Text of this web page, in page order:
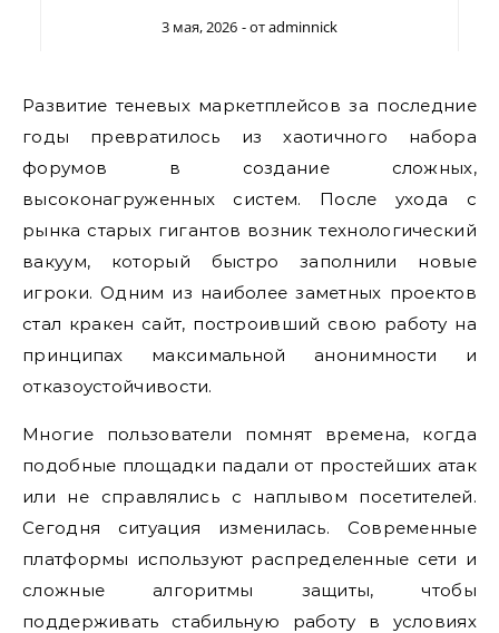
3 мая, 2026 - отadminnick
Развитие теневых маркетплейсов за последние
годы превратилось из хаотичного набора
форумов в создание сложных,
высоконагруженных систем. После ухода с
рынка старых гигантов возник технологический
вакуум, который быстро заполнили новые
игроки. Одним из наиболее заметных проектов
стал кракен сайт, построивший свою работу на
принципах максимальной анонимности и
отказоустойчивости.
Многие пользователи помнят времена, когда
подобные площадки падали от простейших атак
или не справлялись с наплывом посетителей.
Сегодня ситуация изменилась. Современные
платформы используют распределенные сети и
сложные алгоритмы защиты, чтобы
поддерживать стабильную работу в условиях